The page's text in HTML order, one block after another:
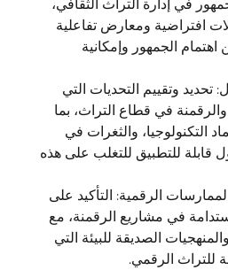
افتراضية ومعارض تفاعلية
اهتمام الجمهور وإمكانية
تحديد وتقييم التحديات التي
في قطاع التراث، بما
التكنولوجيا، والثغرات في
قابلة للتطبيق للتغلب على هذه
الرقمية: التأكيد على
في مشاريع الرقمنة، مع
الصديقة للبيئة التي
للتراث الرقمي.